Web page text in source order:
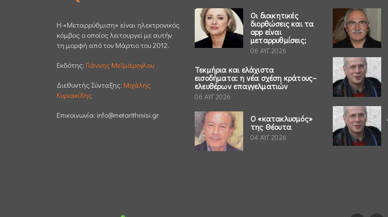
H «Μεταρρύθμιση» είναι ηλεκτρονικός
κόμβος ο οποίος λειτουργεί με αυτήν
τη μορφή από τον Μάρτιο του 2012.
Εκδότης: Γιάννης Μεϊμάρογλου
Διεθυντής Σύνταξης: Μιχάλης
Κυριακίδης
Επικοινωνία: info@metarithmisi.gr
Οι διοικητικές
διορθώσεις και τα
app είναι
μεταρρυθμίσεις;
06 ΑΥΓ 2026
Τεκμήρια και ελάχιστα
εισοδήματα: η νέα σχέση κράτους–
ελευθέρων επαγγελματιών
06 ΑΥΓ 2026
Ο «κατακλυσμός»
της Θέουτα
04 ΑΥΓ 2026